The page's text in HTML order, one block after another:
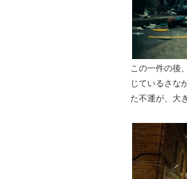
この一件の後
じているさな
た不運が、大